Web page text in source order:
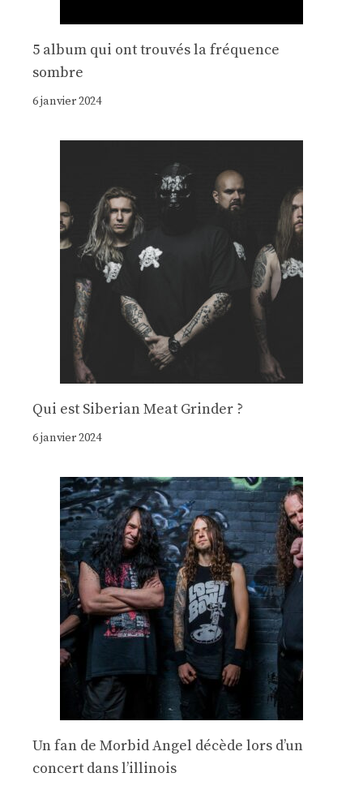
5 album qui ont trouvés la fréquence
sombre
6 janvier 2024
Qui est Siberian Meat Grinder ?
6 janvier 2024
Un fan de Morbid Angel décède lors d’un
concert dans l’illinois